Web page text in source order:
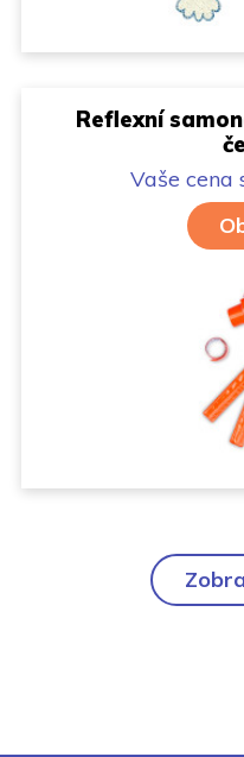
Reflexní
Vaše cena